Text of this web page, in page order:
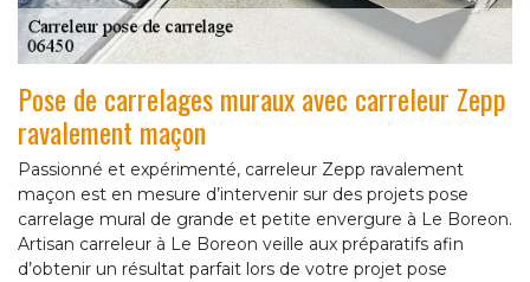
Pose de carrelages muraux avec carreleur Zepp
ravalement maçon
Passionné et expérimenté, carreleur Zepp ravalement
maçon est en mesure d’intervenir sur des projets pose
carrelage mural de grande et petite envergure à Le Boreon.
Artisan carreleur à Le Boreon veille aux préparatifs afin
d’obtenir un résultat parfait lors de votre projet pose